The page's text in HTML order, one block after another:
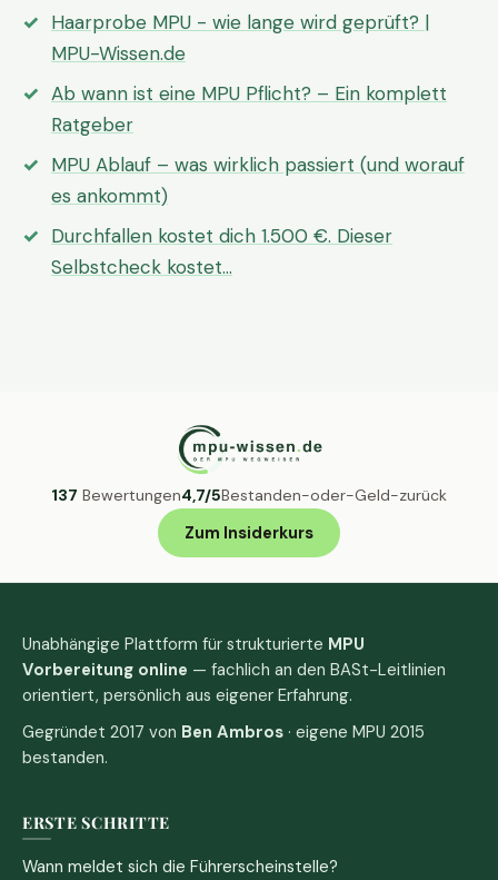
Haarprobe MPU - wie lange wird geprüft? |
MPU-Wissen.de
Ab wann ist eine MPU Pflicht? – Ein komplett
Ratgeber
MPU Ablauf – was wirklich passiert (und worauf
es ankommt)
Durchfallen kostet dich 1.500 €. Dieser
Selbstcheck kostet…
137 Bewertungen4,7/5Bestanden-oder-Geld-zurück
Zum Insiderkurs
Unabhängige Plattform für strukturierte MPU
Vorbereitung online — fachlich an den BASt-Leitlinien
orientiert, persönlich aus eigener Erfahrung.
Gegründet 2017 von Ben Ambros · eigene MPU 2015
bestanden.
ERSTE SCHRITTE
Wann meldet sich die Führerscheinstelle?